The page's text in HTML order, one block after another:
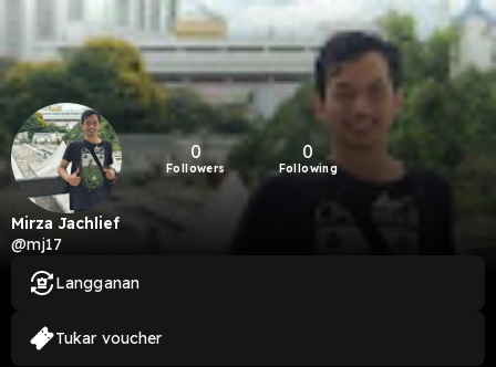
0
Followers
0
Following
Mirza Jachlief
@mj17
Langganan
Tukar voucher